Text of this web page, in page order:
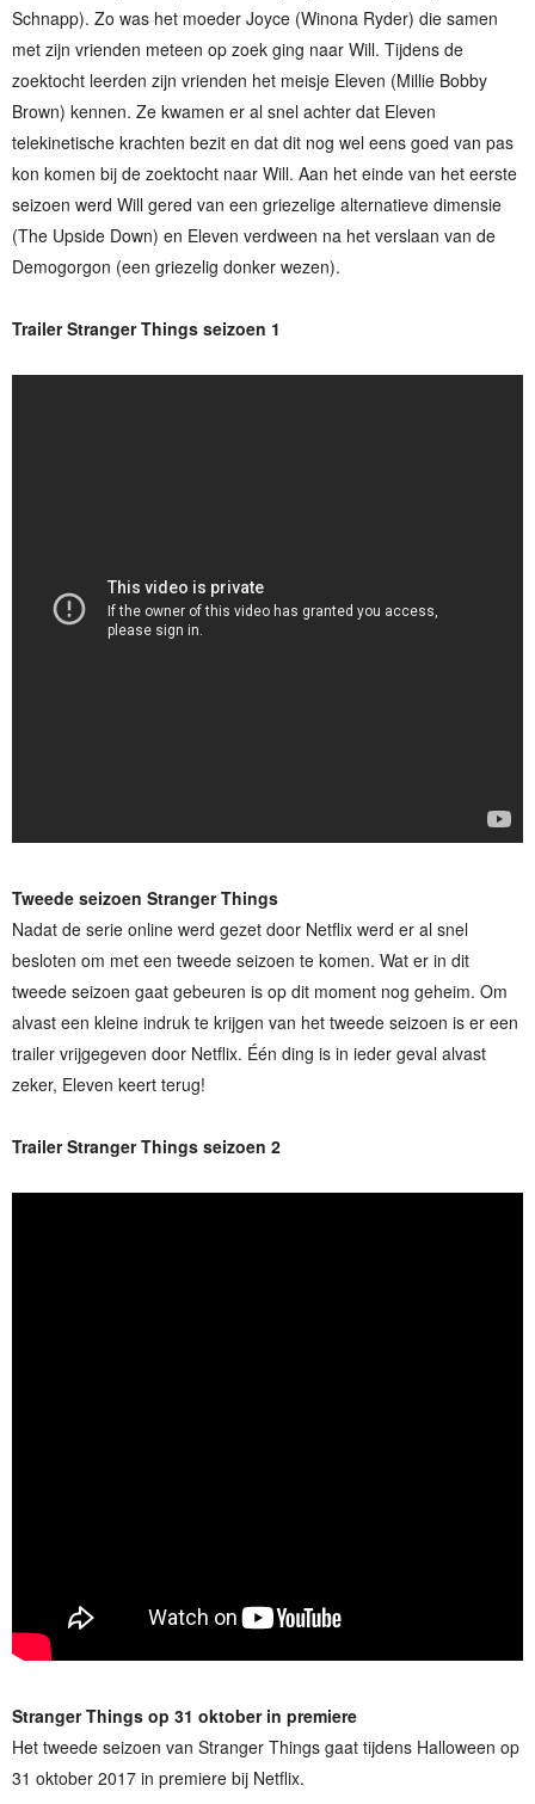
Schnapp). Zo was het moeder Joyce (Winona Ryder) die samen
met zijn vrienden meteen op zoek ging naar Will. Tijdens de
zoektocht leerden zijn vrienden het meisje Eleven (Millie Bobby
Brown) kennen. Ze kwamen er al snel achter dat Eleven
telekinetische krachten bezit en dat dit nog wel eens goed van pas
kon komen bij de zoektocht naar Will. Aan het einde van het eerste
seizoen werd Will gered van een griezelige alternatieve dimensie
(The Upside Down) en Eleven verdween na het verslaan van de
Demogorgon (een griezelig donker wezen).
Trailer Stranger Things seizoen 1
Tweede seizoen Stranger Things
Nadat de serie online werd gezet door Netflix werd er al snel
besloten om met een tweede seizoen te komen. Wat er in dit
tweede seizoen gaat gebeuren is op dit moment nog geheim. Om
alvast een kleine indruk te krijgen van het tweede seizoen is er een
trailer vrijgegeven door Netflix. Één ding is in ieder geval alvast
zeker, Eleven keert terug!
Trailer Stranger Things seizoen 2
Stranger Things op 31 oktober in premiere
Het tweede seizoen van Stranger Things gaat tijdens Halloween op
31 oktober 2017 in premiere bij Netflix.